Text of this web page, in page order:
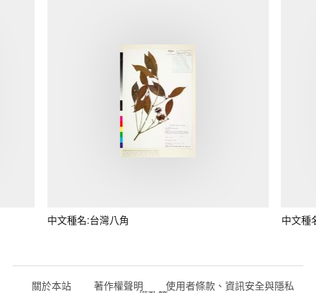
中文種名:台灣八角 中文種
關於本站 著作權聲明 使用者條款、資訊安全與隱私